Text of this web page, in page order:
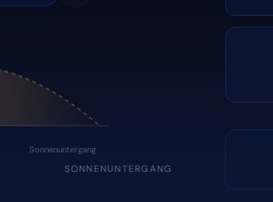
Sonnenuntergang
SONNENUNTERGANG